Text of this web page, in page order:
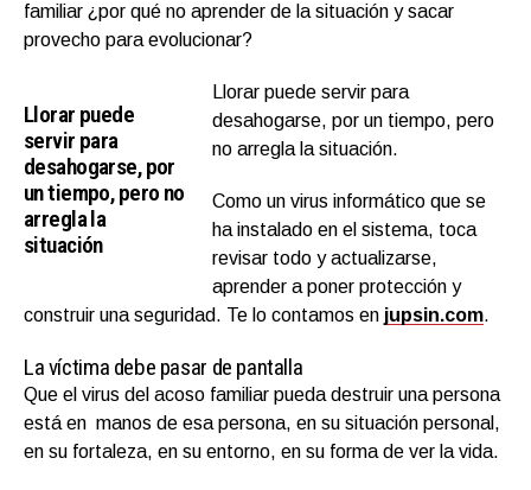
familiar ¿por qué no aprender de la situación y sacar
provecho para evolucionar?
Llorar puede
servir para
desahogarse, por
un tiempo, pero no
arregla la
situación
Llorar puede servir para
desahogarse, por un tiempo, pero
no arregla la situación.
Como un virus informático que se
ha instalado en el sistema, toca
revisar todo y actualizarse,
aprender a poner protección y
construir una seguridad. Te lo contamos en jupsin.com.
La víctima debe pasar de pantalla
Que el virus del acoso familiar pueda destruir una persona
está en manos de esa persona, en su situación personal,
en su fortaleza, en su entorno, en su forma de ver la vida.